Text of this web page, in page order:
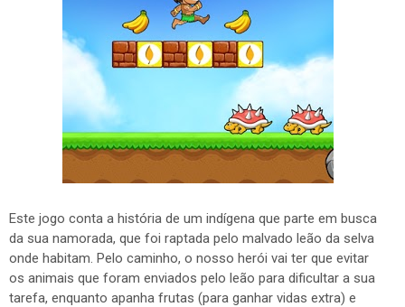
Este jogo conta a história de um indígena que parte em busca
da sua namorada, que foi raptada pelo malvado leão da selva
onde habitam. Pelo caminho, o nosso herói vai ter que evitar
os animais que foram enviados pelo leão para dificultar a sua
tarefa, enquanto apanha frutas (para ganhar vidas extra) e